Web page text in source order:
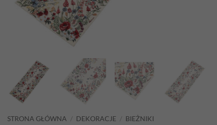
STRONA GŁÓWNA / DEKORACJE / BIEŻNIKI